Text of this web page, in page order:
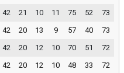
42 21 10 11 75 52
73
42 20 13 9 57 40
73
42 20 12 10 70 51
72
42 20 12 10 48 33
72